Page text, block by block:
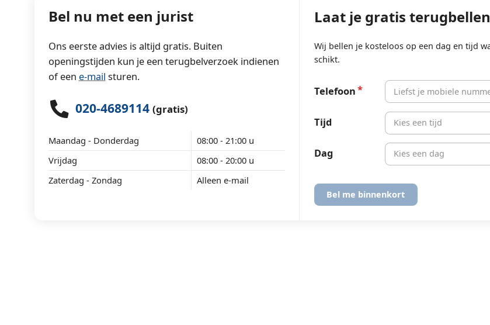
Bel nu met een jurist
Ons eerste advies is altijd gratis. Buiten
openingstijden kun je een terugbelverzoek indienen
of een e-mail sturen.
020-4689114 (gratis)
Maandag - Donderdag
08:00 - 21:00 u
Vrijdag
08:00 - 20:00 u
Zaterdag - Zondag
Alleen e-mail
Laat je gratis terugbellen
Wij bellen je kosteloos op een dag en tijd
schikt.
Telefoon
Tijd Kies een tijd
Dag Kies een dag